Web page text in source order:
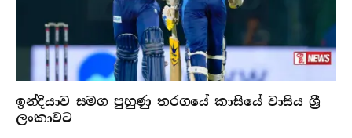
ඉන්දියාව සමග පුහුණු තරගයේ කාසියේ වාසිය ශ්‍රී
ලංකාවට